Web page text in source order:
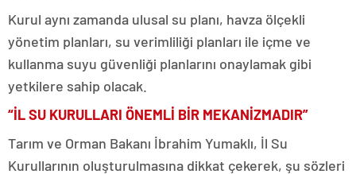
Kurul aynı zamanda ulusal su planı, havza ölçekli
yönetim planları, su verimliliği planları ile içme ve
kullanma suyu güvenliği planlarını onaylamak gibi
yetkilere sahip olacak.
“İL SU KURULLARI ÖNEMLİ BİR MEKANİZMADIR”
Tarım ve Orman Bakanı İbrahim Yumaklı, İl Su
Kurullarının oluşturulmasına dikkat çekerek, şu sözleri